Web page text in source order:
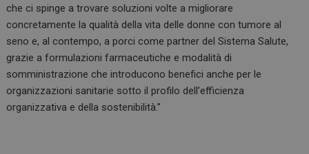
che ci spinge a trovare soluzioni volte a migliorare
concretamente la qualità della vita delle donne con tumore al
seno e, al contempo, a porci come partner del Sistema Salute,
grazie a formulazioni farmaceutiche e modalità di
somministrazione che introducono benefici anche per le
organizzazioni sanitarie sotto il profilo dell’efficienza
organizzativa e della sostenibilità.”